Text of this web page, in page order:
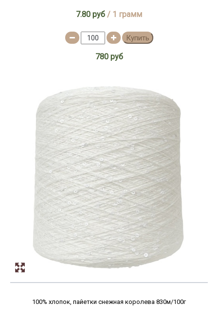
7.80 руб / 1 грамм
Купить
780 руб
100% хлопок, пайетки снежная королева 830м/100г